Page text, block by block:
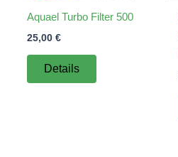
Aquael Turbo Filter 500
25,00 €
Details